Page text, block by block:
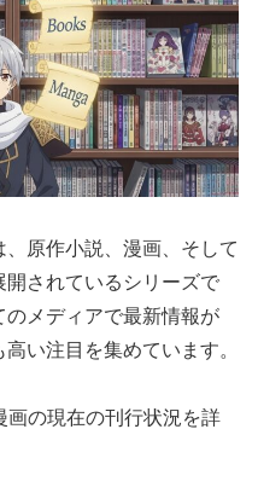
、原作小説、漫画、そして
されているシリーズで
メディアで最新情報が
い注目を集めています。
画の現在の刊行状況を詳